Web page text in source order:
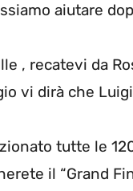
aiutare
, recatevi da
vi dirà che
tutte le
il “Grand